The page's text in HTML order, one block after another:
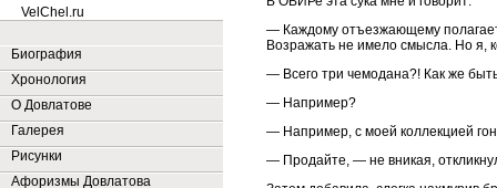
VelChel.ru
Биография
Хронология
О Довлатове
Галерея
Рисунки
Афоризмы Довлатова
— Каждому отъезжающему
Возражать не имело смысла. Но я,
— Всего три чемодана?! Как же
— Например?
— Например, с моей коллекцией
— Продайте, — не вникая,